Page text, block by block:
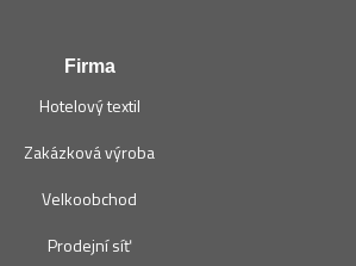
Firma
Hotelový textil
Zakázková výroba
Velkoobchod
Prodejní síť